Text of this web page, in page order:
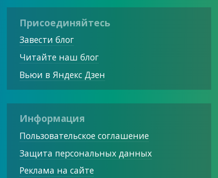
Присоединяйтесь
Завести блог
Читайте наш блог
Вьюи в Яндекс Дзен
Информация
Пользовательское соглашение
Защита персональных данных
Реклама на сайте